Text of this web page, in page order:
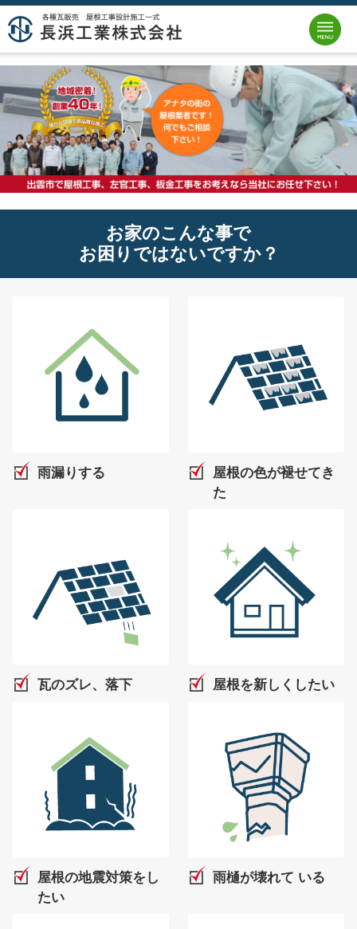
お家のこんな事で
お困りではないですか？
雨漏りする
屋根の色が褪せてき
た
瓦のズレ、落下 屋根を新しくしたい
屋根の地震対策をし
たい
雨樋が壊れて いる